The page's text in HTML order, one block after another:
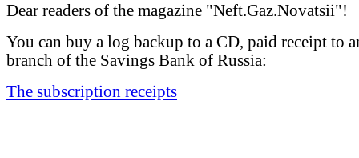
Dear readers of the magazine "Neft.Gaz.Novatsii"!
You can buy a log backup to a CD, paid receipt to
branch of the Savings Bank of Russia:
The subscription receipts